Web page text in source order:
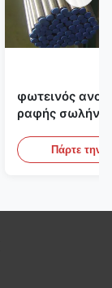
φωτεινός
ραφής
υδραυλικά
Πάρτε την